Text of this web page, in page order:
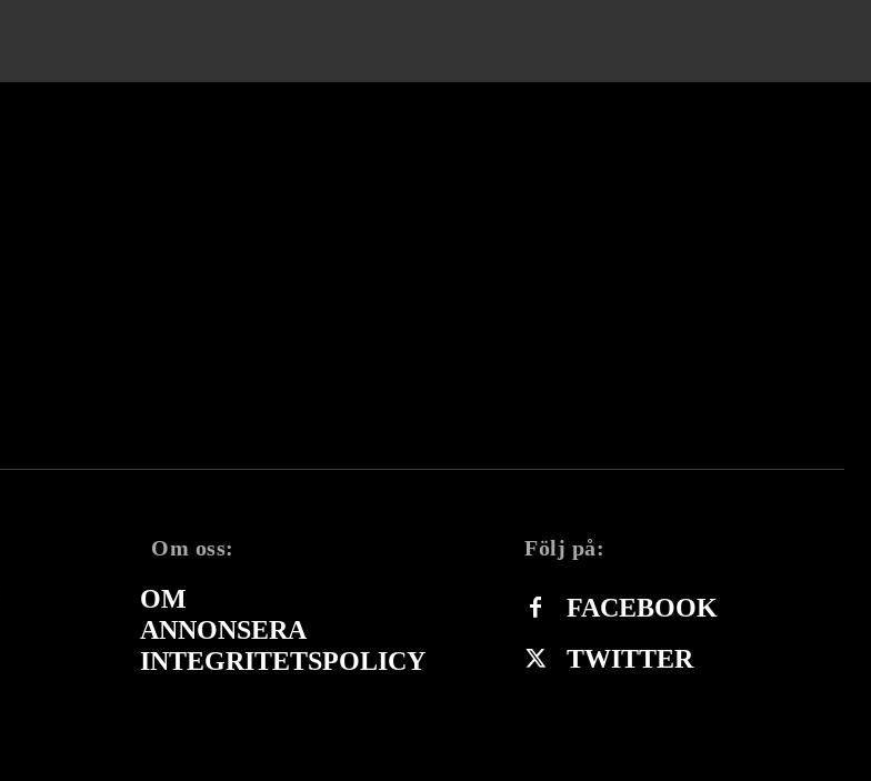
Om oss:
OM
ANNONSERA
INTEGRITETSPOLICY
Följ på:
FACEBOOK
TWITTER